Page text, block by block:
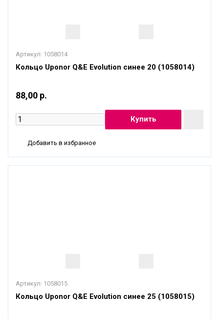
Артикул: 1058014
Кольцо Uponor Q&E Evolution синее 20 (1058014)
88,00 р.
Добавить в избранное
Артикул: 1058015
Кольцо Uponor Q&E Evolution синее 25 (1058015)